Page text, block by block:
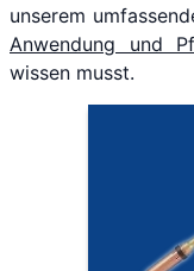
unserem
Anwendung und
wissen musst.